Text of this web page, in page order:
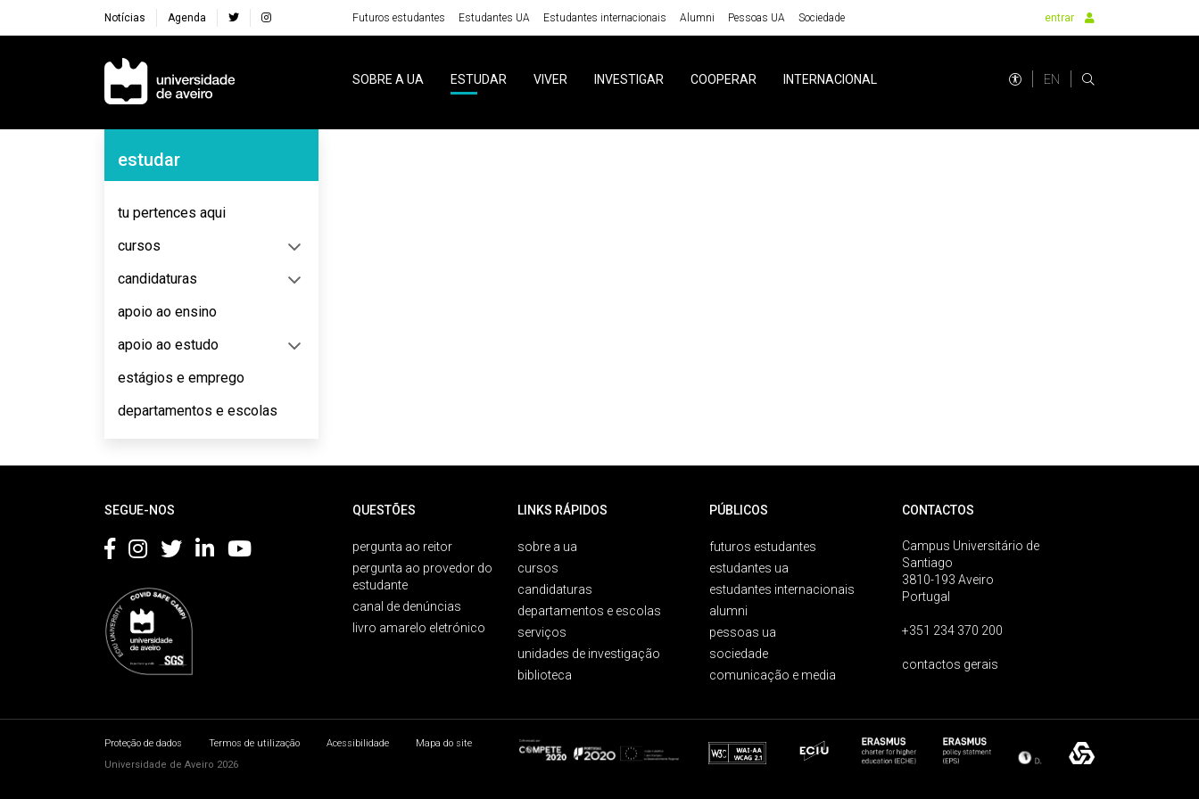
Notícias Agenda Futuros estudantes Estudantes UA Estudantes internacionais Alumni Pessoas UA Sociedade entrar
Navegação Principal
SOBRE A UA ESTUDAR VIVER INVESTIGAR COOPERAR INTERNACIONAL EN
Navegação Lateral
estudar
tu pertences aqui
cursos
candidaturas
apoio ao ensino
apoio ao estudo
estágios e emprego
departamentos e escolas
SEGUE-NOS QUESTÕES
pergunta ao reitor
pergunta ao provedor do
estudante
canal de denúncias
livro amarelo eletrónico
LINKS RÁPIDOS
sobre a ua
cursos
candidaturas
departamentos e escolas
serviços
unidades de investigação
biblioteca
PÚBLICOS
futuros estudantes
estudantes ua
estudantes internacionais
alumni
pessoas ua
sociedade
comunicação e media
CONTACTOS
Campus Universitário de
Santiago
3810-193 Aveiro
Portugal
+351 234 370 200
contactos gerais
Proteção de dados Termos de utilização Acessibilidade
Mapa do site
Universidade de Aveiro 2026